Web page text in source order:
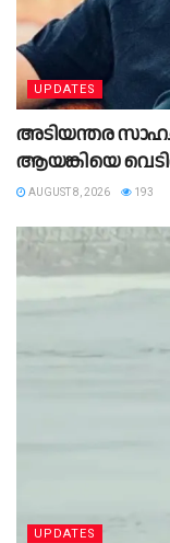
UPDATES
അടിയന്തര
ആയങ്കിയെ
AUGUST 8, 2026 193
UPDATES